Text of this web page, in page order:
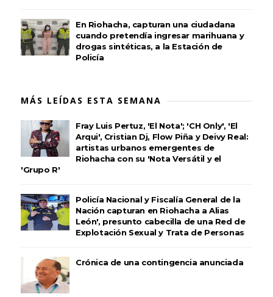
En Riohacha, capturan una ciudadana
cuando pretendía ingresar marihuana y
drogas sintéticas, a la Estación de
Policía
MÁS LEÍDAS ESTA SEMANA
Fray Luis Pertuz, 'El Nota'; 'CH Only', 'El
Arqui', Cristian Dj, Flow Piña y Deivy Real:
artistas urbanos emergentes de
Riohacha con su 'Nota Versátil y el
'Grupo R'
Policía Nacional y Fiscalía General de la
Nación capturan en Riohacha a Alias
León', presunto cabecilla de una Red de
Explotación Sexual y Trata de Personas
Crónica de una contingencia anunciada